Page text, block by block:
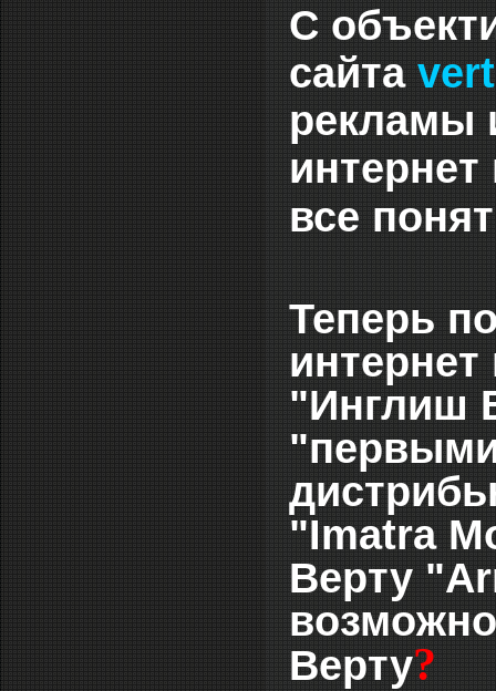
С
сайта
рекламы
все
Теперь
"Инглиш
"Imatra
Верту "А
Верту?